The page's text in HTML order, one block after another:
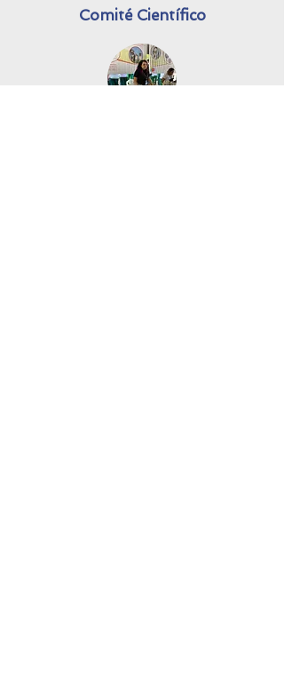
Comité Científico